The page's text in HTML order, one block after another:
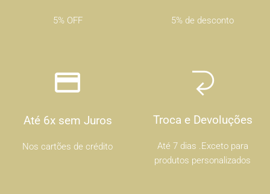
5% OFF 5% de desconto
Até 6x sem Juros
Nos cartões de crédito
Troca e Devoluções
Até 7 dias .Exceto para
produtos personalizados